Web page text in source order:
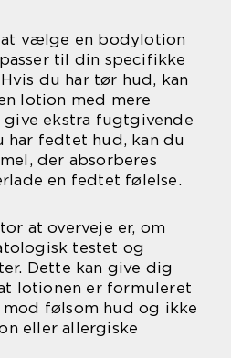
vælge en bodylotion
til din specifikke
du har tør hud, kan
lotion med mere
ekstra fugtgivende
har fedtet hud, kan du
der absorberes
en fedtet følelse.
at overveje er, om
testet og
Dette kan give dig
lotionen er formuleret
følsom hud og ikke
eller allergiske